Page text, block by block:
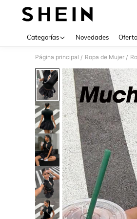
Categorías Novedades
Página principal / Ropa de Mujer /